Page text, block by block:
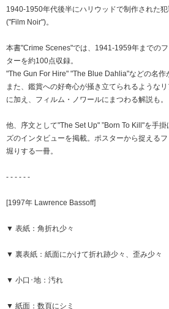
1940-1950年代後半にハリウッドで制作された
("Film Noir")。
本書"Crime Scenes"では、1941-1959年までの
ターを約100点収録。
"The Gun For Hire" "The Blue Dahlia"などの名作
また、鑑賞への好奇心が掻き立てられるような
に加え、フィルム・ノワールにまつわる解説も。
他、序文として"The Set Up" ”Born To Kill"を手
ズのインタビューを掲載。ポスターから捉える
堀りする一冊。
- - - - - -
[1997年 Lawrence Bassoff]
▼ 表紙：角折れ少々
▼ 裏表紙：紙面にかけて折れ跡少々、歪み少々
▼ 小口･地：汚れ
▼ 紙面：数頁にシミ